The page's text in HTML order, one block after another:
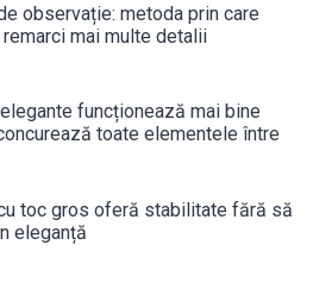
observație: metoda prin care
mai multe detalii
funcționează mai bine
toate elementele între
toc gros oferă stabilitate fără să
eleganță